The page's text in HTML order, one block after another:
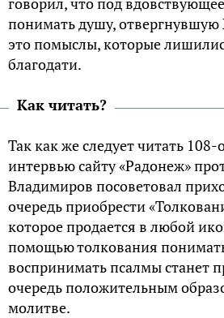
понимать душу, отвергнувшую
это помыслы, которые
благодати.
Как читать?
Так как же следует читать
интервью сайту «Радонеж»
Владимиров посоветовал
очередь приобрести
которое продается в любой
помощью толкования
воспринимать псалмы станет
очередь положительным
молитве.